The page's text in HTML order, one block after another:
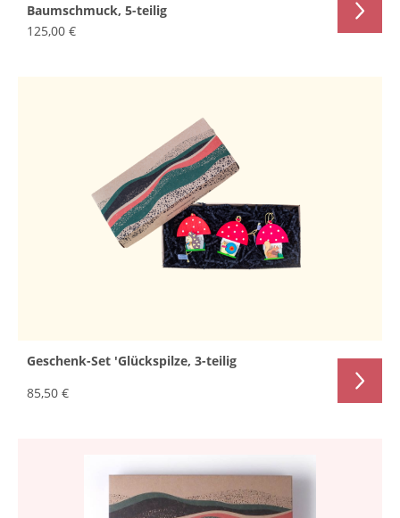
Baumschmuck, 5-teilig
125,00 €
Geschenk-Set 'Glückspilze, 3-teilig
85,50 €